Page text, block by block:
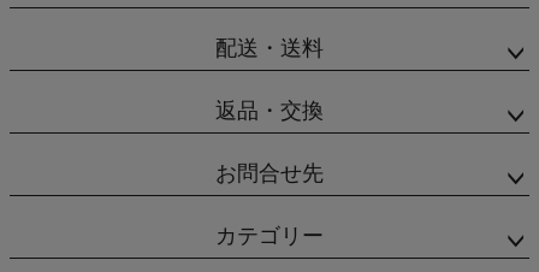
配送・送料
返品・交換
お問合せ先
カテゴリー